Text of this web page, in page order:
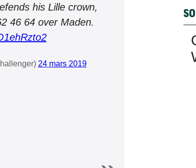
his Lille crown,
46 64 over Maden.
24 mars 2019